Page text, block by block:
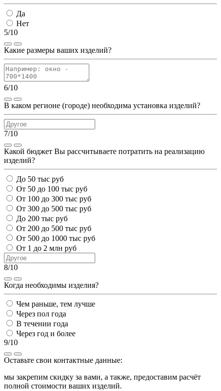
Да
Нет
5/10
Какие размеры ваших изделий?
6/10
В каком регионе (городе) необходима установка изделий?
7/10
Какой бюджет Вы рассчитываете потратить на реализацию
изделий?
До 50 тыс руб
От 50 до 100 тыс руб
От 100 до 300 тыс руб
От 300 до 500 тыс руб
До 200 тыс руб
От 200 до 500 тыс руб
От 500 до 1000 тыс руб
От 1 до 2 млн руб
8/10
Когда необходимы изделия?
Чем раньше, тем лучше
Через пол года
В течении года
Через год и более
9/10
Оставьте свои контактные данные:
мы закрепим скидку за вами, а также, предоставим расчёт
полной стоимости ваших изделий.